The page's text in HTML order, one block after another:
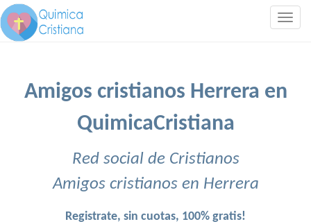
Amigos cristianos Herrera en
QuimicaCristiana
Red social de Cristianos
Amigos cristianos en Herrera
Registrate, sin cuotas, 100% gratis!